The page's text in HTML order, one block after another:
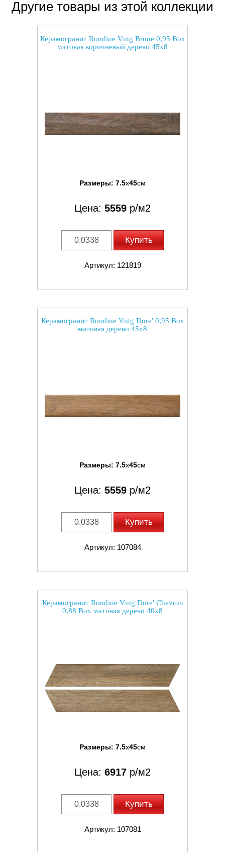
Другие товары из этой коллекции
Керамогранит Rondine Vntg Brune 0,95 Box
матовая коричневый дерево 45x8
Размеры: 7.5x45см
Цена: 5559 р/м2
Купить
Артикул: 121819
Керамогранит Rondine Vntg Dore' 0,95 Box
матовая дерево 45x8
Размеры: 7.5x45см
Цена: 5559 р/м2
Купить
Артикул: 107084
Керамогранит Rondine Vntg Dore' Chevron
0,88 Box матовая дерево 40x8
Размеры: 7.5x45см
Цена: 6917 р/м2
Купить
Артикул: 107081